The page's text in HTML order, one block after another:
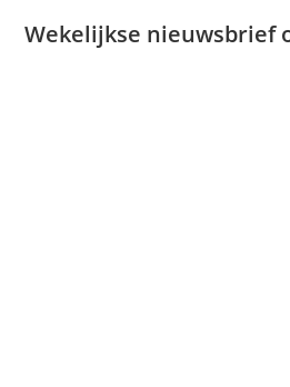
Wekelijkse nieuwsbrief